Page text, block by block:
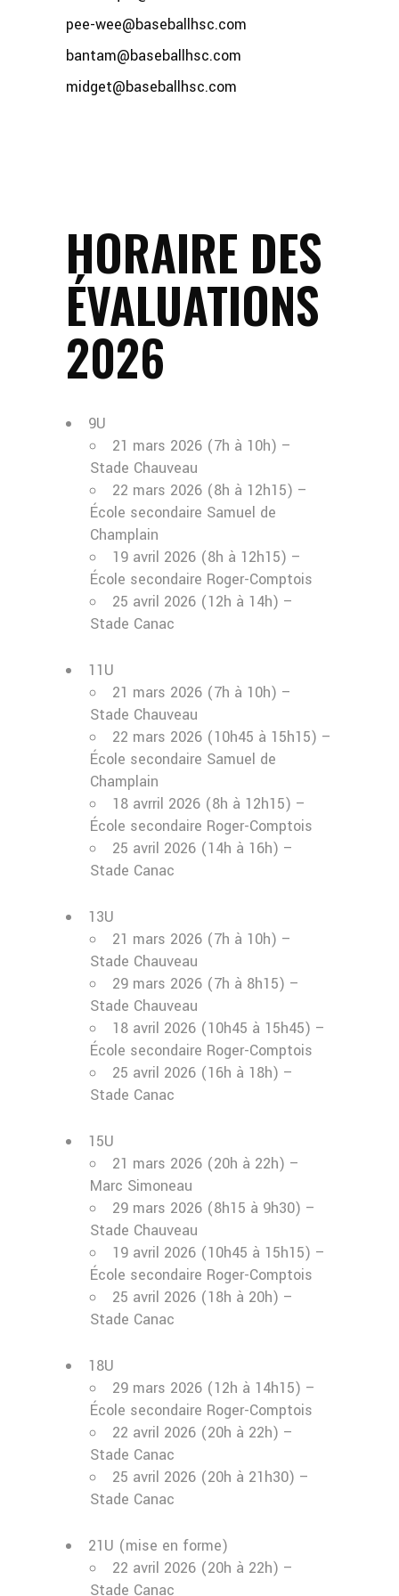
pee-wee@baseballhsc.com
bantam@baseballhsc.com
midget@baseballhsc.com
HORAIRE DES
ÉVALUATIONS
2026
9U
21 mars 2026 (7h à 10h) –
Stade Chauveau
22 mars 2026 (8h à 12h15) –
École secondaire Samuel de
Champlain
19 avril 2026 (8h à 12h15) –
École secondaire Roger-Comptois
25 avril 2026 (12h à 14h) –
Stade Canac
11U
21 mars 2026 (7h à 10h) –
Stade Chauveau
22 mars 2026 (10h45 à 15h15) –
École secondaire Samuel de
Champlain
18 avrril 2026 (8h à 12h15) –
École secondaire Roger-Comptois
25 avril 2026 (14h à 16h) –
Stade Canac
13U
21 mars 2026 (7h à 10h) –
Stade Chauveau
29 mars 2026 (7h à 8h15) –
Stade Chauveau
18 avril 2026 (10h45 à 15h45) –
École secondaire Roger-Comptois
25 avril 2026 (16h à 18h) –
Stade Canac
15U
21 mars 2026 (20h à 22h) –
Marc Simoneau
29 mars 2026 (8h15 à 9h30) –
Stade Chauveau
19 avril 2026 (10h45 à 15h15) –
École secondaire Roger-Comptois
25 avril 2026 (18h à 20h) –
Stade Canac
18U
29 mars 2026 (12h à 14h15) –
École secondaire Roger-Comptois
22 avril 2026 (20h à 22h) –
Stade Canac
25 avril 2026 (20h à 21h30) –
Stade Canac
21U (mise en forme)
22 avril 2026 (20h à 22h) –
Stade Canac